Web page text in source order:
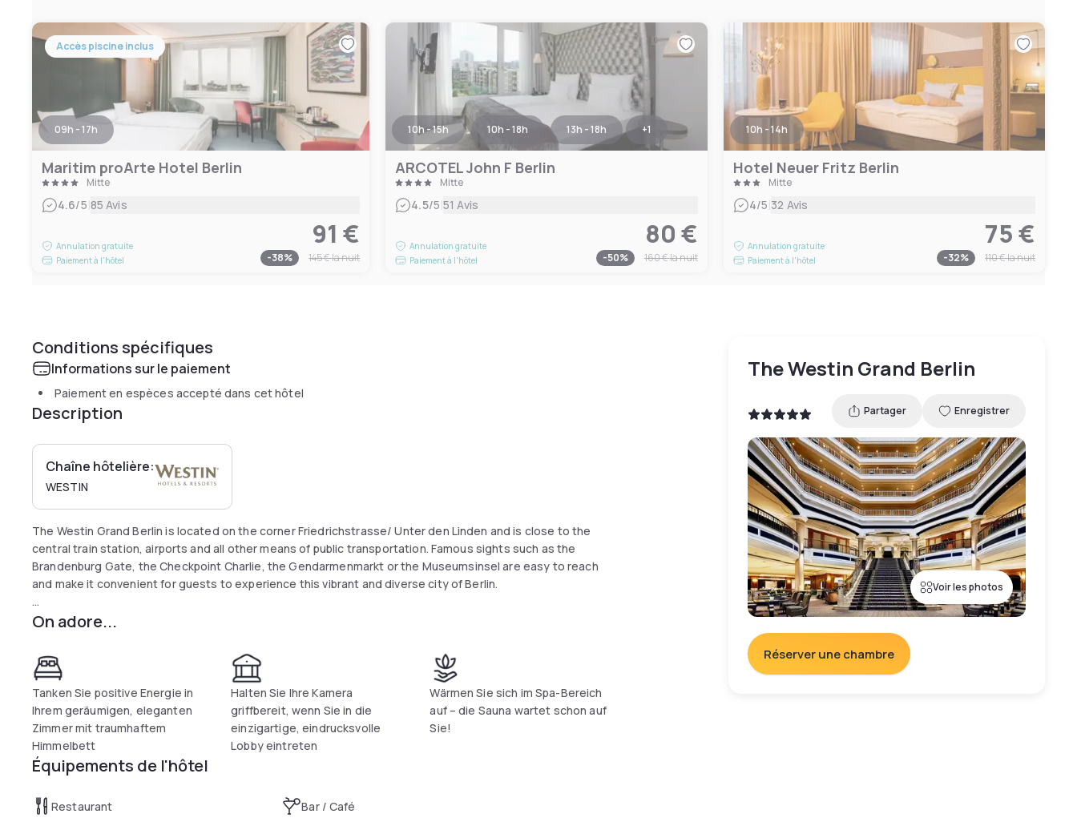
Accès piscine inclus
09h - 17h
Maritim proArte Hotel Berlin
Mitte
4.6/5|85 Avis
Annulation gratuite
Paiement à l'hôtel
91 €
-38% 145 €la nuit
10h - 15h 10h - 18h 13h - 18h +1
ARCOTEL John F Berlin
Mitte
4.5/5|51 Avis
Annulation gratuite
Paiement à l'hôtel
80 €
-50% 160 €la nuit
10h - 14h
Hotel Neuer Fritz Berlin
Mitte
4/5|32 Avis
Annulation gratuite
Paiement à l'hôtel
75 €
-32% 110 €la nuit
Conditions spécifiques
Informations sur le paiement
Paiement en espèces accepté dans cet hôtel
Description
Chaîne hôtelière:
WESTIN
The Westin Grand Berlin is located on the corner Friedrichstrasse/ Unter den Linden and is close to the
central train station, airports and all other means of public transportation. Famous sights such as the
Brandenburg Gate, the Checkpoint Charlie, the Gendarmenmarkt or the Museumsinsel are easy to reach
and make it convenient for guests to experience this vibrant and diverse city of Berlin.
The light-flooded lobby with its grand staircase and the 400 rooms welcome guests with a soothing
city while others look out onto our beautiful 3000-m² garden in the inner courtyard.
The restaurant Relish, the lobby bar and the spa area with indoor-pool, fitness centre and sauna complete
the wide variety.
On adore...
Tanken Sie positive Energie in
Ihrem geräumigen, eleganten
Zimmer mit traumhaftem
Himmelbett
Halten Sie Ihre Kamera
griffbereit, wenn Sie in die
einzigartige, eindrucksvolle
Lobby eintreten
Wärmen Sie sich im Spa-Bereich
auf – die Sauna wartet schon auf
Sie!
Équipements de l'hôtel
Restaurant Bar / Café
The Westin Grand Berlin
Partager Enregistrer
Voir les photos
Réserver une chambre